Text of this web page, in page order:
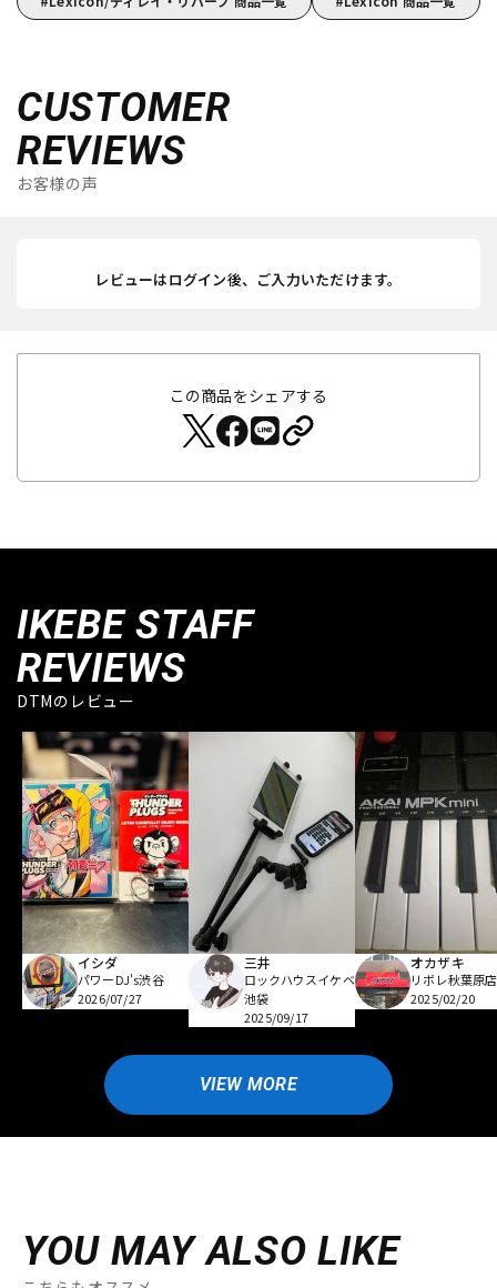
CUSTOMER
REVIEWS
お客様の声
レビューはログイン後、ご入力いただけます。
この商品をシェアする
IKEBE STAFF
REVIEWS
DTMのレビュー
イシダ
パワーDJ's渋谷
2026/07/27
三井
ロックハウスイケベ
池袋
2025/09/17
オカザキ
リボレ秋葉原店
2025/02/20
VIEW MORE
YOU MAY ALSO LIKE